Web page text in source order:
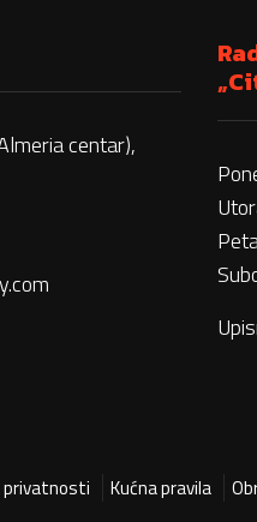
centar),
privatnosti Kućna pravila